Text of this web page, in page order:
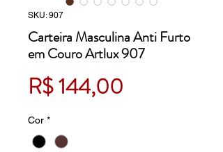
SKU: 907
Carteira Masculina Anti Furto
em Couro Artlux 907
R$ 144,00
Cor *